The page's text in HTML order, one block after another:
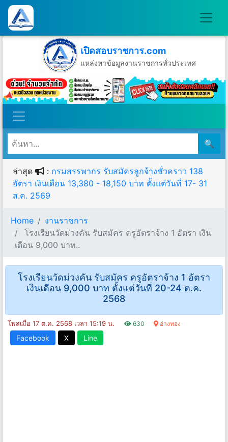
เปิดสอบราชการ.com
แหล่งหาข้อมูลงานราชการทั่วประเทศ
วันศุกร์ที่ 7 เดือนสิงหาคม พ.ศ.2569
🔍
ล่าสุด : กรมสรรพากร รับสมัครลูกจ้างชั่วคราว 138
อัตรา เงินเดือน 13,380 - 18,150 บาท ตั้งแต่วันที่ 17- 31
ส.ค. 2569
Home
งานราชการ
โรงเรียนวัดม่วงคัน รับสมัคร ครูอัตราจ้าง 1 อัตรา เงิน
เดือน 9,000 บาท..
โรงเรียนวัดม่วงคัน รับสมัคร ครูอัตราจ้าง 1 อัตรา
เงินเดือน 9,000 บาท ตั้งแต่วันที่ 20-24 ต.ค.
2568
โพสเมื่อ 17 ต.ค. 2568 เวลา 15:19 น. 630 อ่างทอง
Facebook X Line